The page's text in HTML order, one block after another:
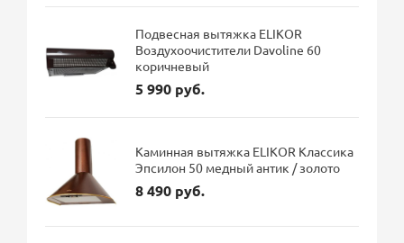
Подвесная вытяжка ELIKOR
Воздухоочистители Davoline 60
коричневый
5 990 руб.
Каминная вытяжка ELIKOR Классика
Эпсилон 50 медный антик / золото
8 490 руб.